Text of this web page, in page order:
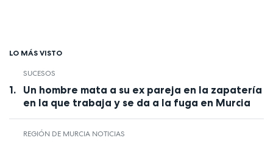
LO MÁS VISTO
SUCESOS
Un hombre mata a su ex pareja en la zapatería
en la que trabaja y se da a la fuga en Murcia
REGIÓN DE MURCIA NOTICIAS